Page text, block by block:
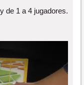
de 1 a 4 jugadores.